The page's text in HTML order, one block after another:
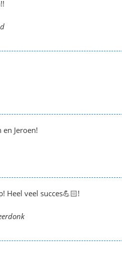
en Jeroen!
Heel veel succes💪🏻!